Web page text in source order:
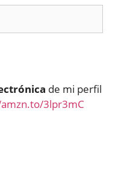
de mi perfil
3lpr3mC